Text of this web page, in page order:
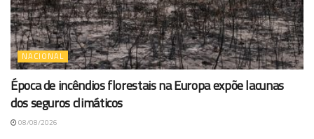
NACIONAL
Época de incêndios florestais na Europa expõe lacunas
dos seguros climáticos
08/08/2026